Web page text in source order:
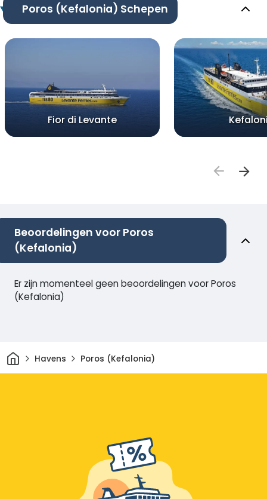
Poros (Kefalonia) Schepen
Fior di Levante
Beoordelingen voor Poros
(Kefalonia)
Er zijn momenteel geen beoordelingen voor Poros
(Kefalonia)
ThuisHavens Poros (Kefalonia)